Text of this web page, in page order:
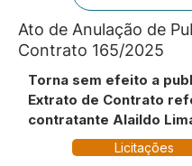
Ato de Anulação de
Contrato 165/2025
Torna sem efeito a
Extrato de Contrato
contratante Alaildo
Licitações